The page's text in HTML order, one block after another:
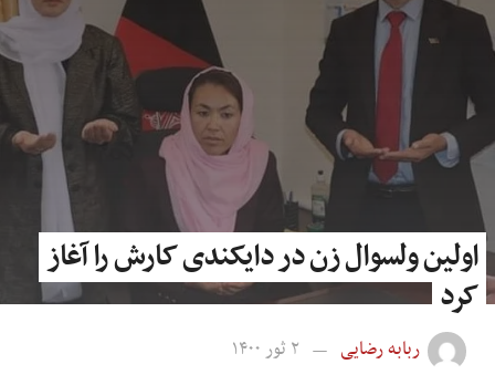
اولین ولسوال زن در دایکندی کارش را آغاز
کرد
ربابه رضایی ۲ ثور ۱۴۰۰